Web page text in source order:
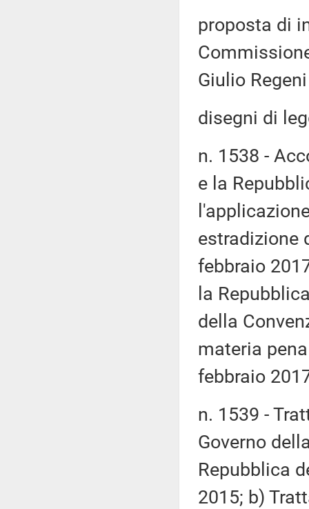
proposta di
Giulio
disegni di
n. 1538 -
e la
estradizione
febbraio
la
della
materia
febbraio
n. 1539 -
Governo
Repubblica
2015; b)